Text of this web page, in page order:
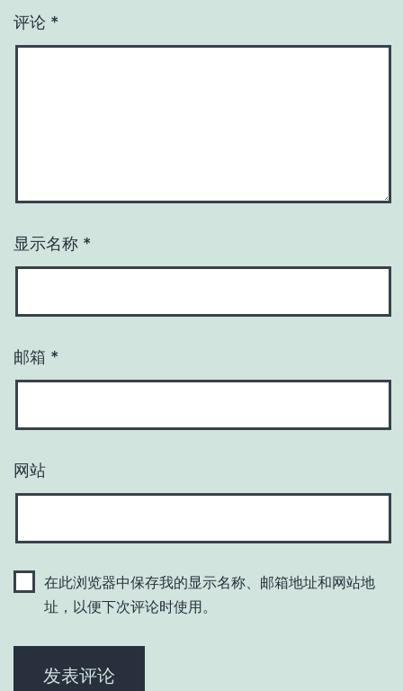
评论 *
显示名称 *
邮箱 *
网站
在此浏览器中保存我的显示名称、邮箱地址和网站地
址，以便下次评论时使用。